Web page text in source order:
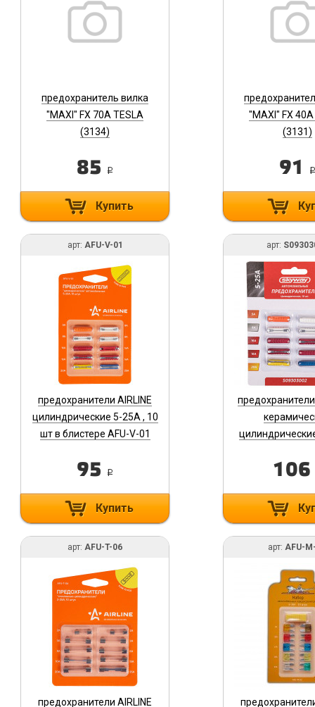
предохранитель вилка
"MAXI" FX 70A TESLA
(3134)
85 i
Купить
"MAXI" FX
(3131)
91 i
арт: AFU-V-01
предохранители AIRLINE
цилиндрические 5-25А , 10
шт в блистере AFU-V-01
95 i
Купить
арт:
106
арт: AFU-T-06
предохранители AIRLINE
арт: AFU-